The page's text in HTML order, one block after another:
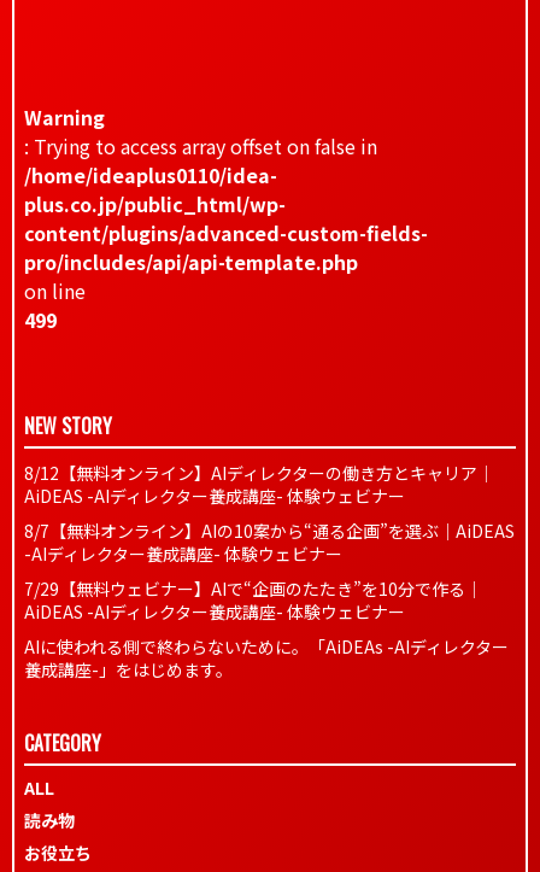
Warning
: Trying to access array offset on false in
/home/ideaplus0110/idea-
plus.co.jp/public_html/wp-
content/plugins/advanced-custom-fields-
pro/includes/api/api-template.php
on line
499
NEW STORY
8/12【無料オンライン】AIディレクターの働き方とキャリア｜
AiDEAS -AIディレクター養成講座- 体験ウェビナー
8/7【無料オンライン】AIの10案から“通る企画”を選ぶ｜AiDEAS
-AIディレクター養成講座- 体験ウェビナー
7/29【無料ウェビナー】AIで“企画のたたき”を10分で作る｜
AiDEAS -AIディレクター養成講座- 体験ウェビナー
AIに使われる側で終わらないために。「AiDEAs -AIディレクター
養成講座-」をはじめます。
CATEGORY
ALL
読み物
お役立ち